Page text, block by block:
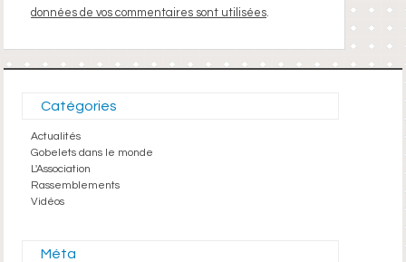
données de vos commentaires sont utilisées
Catégories
Actualités
Gobelets dans le monde
L'Association
Rassemblements
Vidéos
Méta